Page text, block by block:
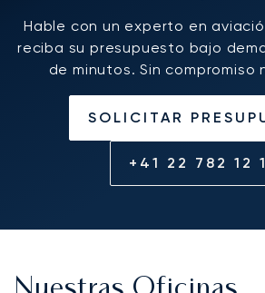
Hable con un experto en
reciba su presupuesto bajo
de minutos. Sin compromiso
SOLICITAR
+41 22 782 12